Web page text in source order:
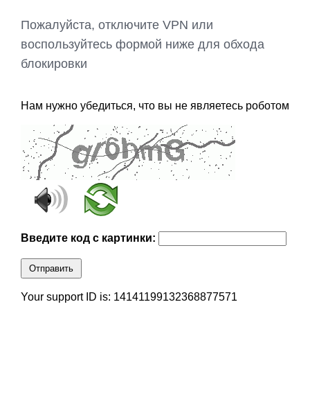
Пожалуйста, отключите VPN или
воспользуйтесь формой ниже для обхода
блокировки
Нам нужно убедиться, что вы не являетесь роботом
Введите код с картинки:
Отправить
Your support ID is: 14141199132368877571